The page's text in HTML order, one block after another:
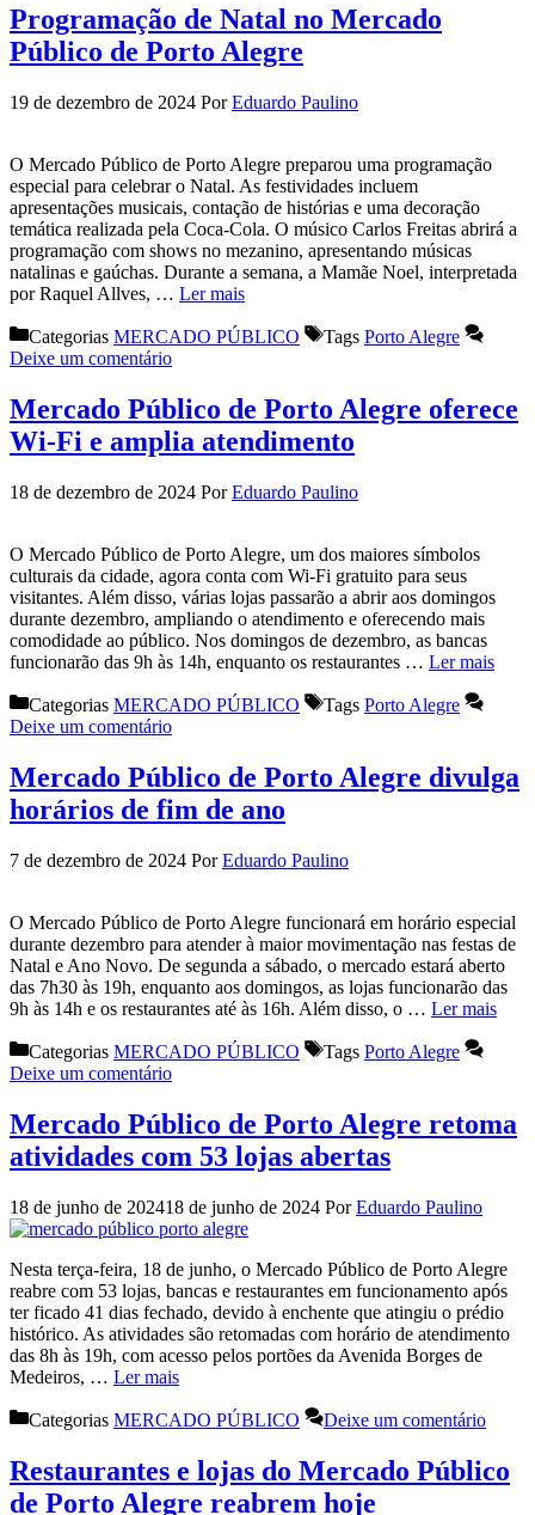
Programação de Natal no Mercado
Público de Porto Alegre
19 de dezembro de 2024 PorEduardo Paulino
O Mercado Público de Porto Alegre preparou uma programação
especial para celebrar o Natal. As festividades incluem
apresentações musicais, contação de histórias e uma decoração
temática realizada pela Coca-Cola. O músico Carlos Freitas abrirá a
programação com shows no mezanino, apresentando músicas
natalinas e gaúchas. Durante a semana, a Mamãe Noel, interpretada
por Raquel Allves, … Ler mais
Categorias MERCADO PÚBLICO Tags Porto Alegre
Deixe um comentário
Mercado Público de Porto Alegre oferece
Wi-Fi e amplia atendimento
18 de dezembro de 2024 PorEduardo Paulino
O Mercado Público de Porto Alegre, um dos maiores símbolos
culturais da cidade, agora conta com Wi-Fi gratuito para seus
visitantes. Além disso, várias lojas passarão a abrir aos domingos
durante dezembro, ampliando o atendimento e oferecendo mais
comodidade ao público. Nos domingos de dezembro, as bancas
funcionarão das 9h às 14h, enquanto os restaurantes … Ler mais
Categorias MERCADO PÚBLICO Tags Porto Alegre
Deixe um comentário
Mercado Público de Porto Alegre divulga
horários de fim de ano
7 de dezembro de 2024 PorEduardo Paulino
O Mercado Público de Porto Alegre funcionará em horário especial
durante dezembro para atender à maior movimentação nas festas de
Natal e Ano Novo. De segunda a sábado, o mercado estará aberto
das 7h30 às 19h, enquanto aos domingos, as lojas funcionarão das
9h às 14h e os restaurantes até às 16h. Além disso, o … Ler mais
Categorias MERCADO PÚBLICO Tags Porto Alegre
Deixe um comentário
Mercado Público de Porto Alegre retoma
atividades com 53 lojas abertas
18 de junho de 202418 de junho de 2024 PorEduardo Paulino
Nesta terça-feira, 18 de junho, o Mercado Público de Porto Alegre
reabre com 53 lojas, bancas e restaurantes em funcionamento após
ter ficado 41 dias fechado, devido à enchente que atingiu o prédio
histórico. As atividades são retomadas com horário de atendimento
das 8h às 19h, com acesso pelos portões da Avenida Borges de
Medeiros, … Ler mais
Categorias MERCADO PÚBLICO Deixe um comentário
Restaurantes e lojas do Mercado Público
de Porto Alegre reabrem hoje